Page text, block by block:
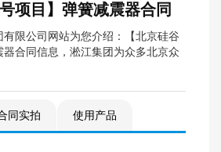
项目】弹簧减震器合同
有限公司网站为您介绍：【北京硅谷
合同信息，淞江集团为众多北京众
同实拍 使用产品